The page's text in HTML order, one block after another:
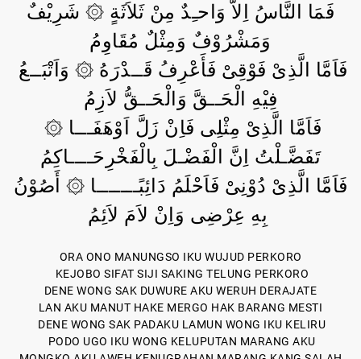
فَمَا النَّاسُ اِلاَّ وَاحـِدٌ مِنْ ثَلاَثَةٍ ۞ شَرِيْفٌ
وَمَشْرُوْفٌ وَمِثْلٌ مُقَاوِمُ
فِيْهِ الْحَــقَّ وَالْحَــقُّ لاَزِمُ
فَاَمَّا الَّذِىْ مِثْلِى فَاِنْ زَلَّ اَوْهَفَـــا ۞
تَفَضَّـلْتُ اِنَّ الْفَضْـلَ بِالْفَخْرِحَــــاكِمُ
فَاَمَّا الَّذِىْ دُوْنِىْ فَاَحْلَمُ دَائِبًـــــــا ۞ أَصُوْنُ
ORA ONO MANUNGSO IKU WUJUD PERKORO
KEJOBO SIFAT SIJI SAKING TELUNG PERKORO
DENE WONG SAK DUWURE AKU WERUH DERAJATE
LAN AKU MANUT HAKE MERGO HAK BARANG MESTI
DENE WONG SAK PADAKU LAMUN WONG IKU KELIRU
PODO UGO IKU WONG KELUPUTAN MARANG AKU